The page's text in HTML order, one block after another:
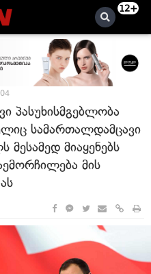
12+
პასუხისმგებლობა
სამართალდამცავი
მიაყენებს
მის